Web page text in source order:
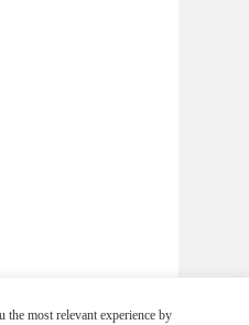
the most relevant experience by